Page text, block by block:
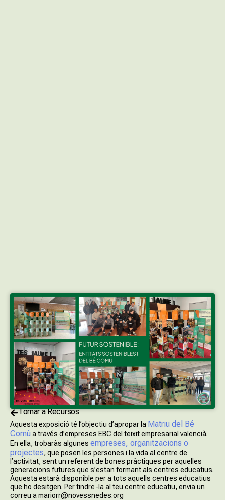
Tornar a Recursos
Aquesta exposició té l’objectiu d’apropar la Matriu del Bé
Comú a través d’empreses EBC del teixit empresarial valencià.
En ella, trobaràs algunes empreses, organitzacions o
projectes, que posen les persones i la vida al centre de
l’activitat, sent un referent de bones pràctiques per aquelles
generacions futures que s’estan formant als centres educatius.
Aquesta estarà disponible per a tots aquells centres educatius
que ho desitgen. Per tindre-la al teu centre educatiu, envia un
correu a mariorr@novessnedes.org